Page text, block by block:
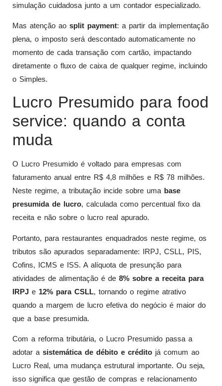
simulação cuidadosa junto a um contador especializado.
Mas atenção ao split payment: a partir da implementação
plena, o imposto será descontado automaticamente no
momento de cada transação com cartão, impactando
diretamente o fluxo de caixa de qualquer regime, incluindo
o Simples.
Lucro Presumido para food
service: quando a conta
muda
O Lucro Presumido é voltado para empresas com
faturamento anual entre R$ 4,8 milhões e R$ 78 milhões.
Neste regime, a tributação incide sobre uma base
presumida de lucro, calculada como percentual fixo da
receita e não sobre o lucro real apurado.
Portanto, para restaurantes enquadrados neste regime, os
tributos são apurados separadamente: IRPJ, CSLL, PIS,
Cofins, ICMS e ISS. A alíquota de presunção para
atividades de alimentação é de 8% sobre a receita para
IRPJ e 12% para CSLL, tornando o regime atrativo
quando a margem de lucro efetiva do negócio é maior do
que a base presumida.
Com a reforma tributária, o Lucro Presumido passa a
adotar a sistemática de débito e crédito já comum ao
Lucro Real, uma mudança estrutural importante. Ou seja,
isso significa que gestão de compras e relacionamento